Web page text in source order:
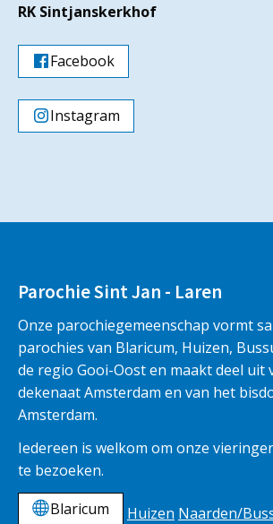
RK Sintjanskerkhof
Facebook
Instagram
Parochie Sint Jan - Laren
Onze parochiegemeenschap vormt
parochies van Blaricum, Huizen,
de regio Gooi-Oost en maakt deel uit
dekenaat Amsterdam en van het
Amsterdam.
Iedereen is welkom om onze
te bezoeken.
Blaricum
Huizen Naarden/